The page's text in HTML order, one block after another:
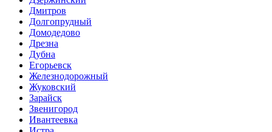
Дмитров
Долгопрудный
Домодедово
Дрезна
Дубна
Егорьевск
Железнодорожный
Жуковский
Зарайск
Звенигород
Ивантеевка